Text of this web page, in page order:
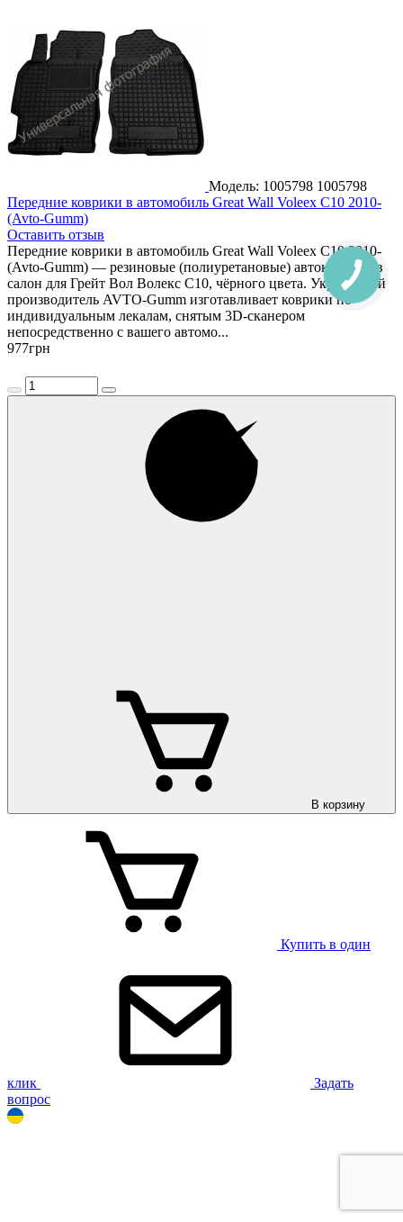
Модель: 1005798 1005798
Передние коврики в автомобиль Great Wall Voleex C10 2010-
(Avto-Gumm)
Оставить отзыв
Передние коврики в автомобиль Great Wall Voleex C10 2010-
(Avto-Gumm) — резиновые (полиуретановые) автоковрики в
салон для Грейт Вол Волекс С10, чёрного цвета. Украинский
производитель AVTO-Gumm изготавливает коврики по
индивидуальным лекалам, снятым 3D-сканером
непосредственно с вашего автомо...
977грн
В корзину
Купить в один
клик
Задать
вопрос